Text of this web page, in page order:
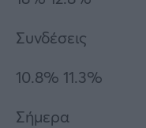
Συνδέσεις
10.8% 11.3%
Σήμερα